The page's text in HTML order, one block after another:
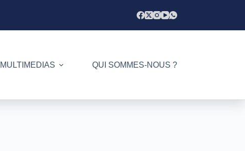
QUI SOMMES-NOUS ?